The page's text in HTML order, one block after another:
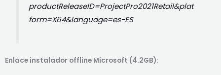
productReleaseID=ProjectPro2021Retail&plat
form=X64&language=es-ES
Enlace instalador offline Microsoft (4.2GB):